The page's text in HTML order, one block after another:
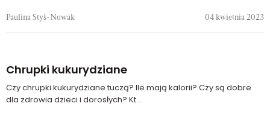
Paulina Styś-Nowak 04 kwietnia 2023
Chrupki kukurydziane
Czy chrupki kukurydziane tuczą? Ile mają kalorii? Czy są dobre
dla zdrowia dzieci i dorosłych? Kt...